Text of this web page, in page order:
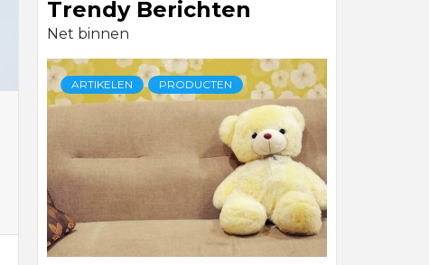
Trendy Berichten
Net binnen
ARTIKELEN PRODUCTEN